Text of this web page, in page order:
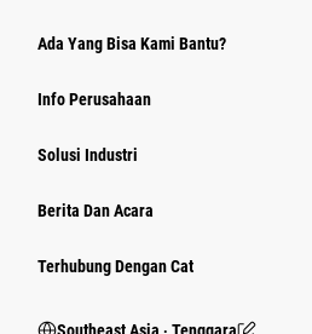
Ada Yang Bisa Kami Bantu?
Info Perusahaan
Solusi Industri
Berita Dan Acara
Terhubung Dengan Cat